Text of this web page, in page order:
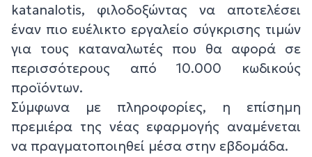
katanalotis, φιλοδοξώντας να αποτελέσει
έναν πιο ευέλικτο εργαλείο σύγκρισης τιμών
για τους καταναλωτές που θα αφορά σε
περισσότερους από 10.000 κωδικούς
προϊόντων.
Σύμφωνα με πληροφορίες, η επίσημη
πρεμιέρα της νέας εφαρμογής αναμένεται
να πραγματοποιηθεί μέσα στην εβδομάδα.